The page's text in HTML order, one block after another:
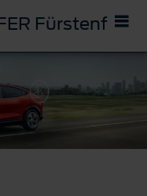
Fürstenfeld